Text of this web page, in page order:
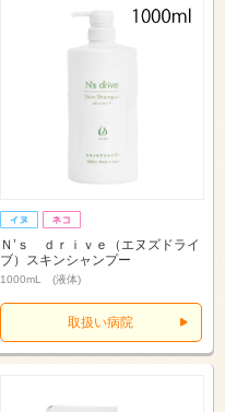
Ｎ’ｓ ｄｒｉｖｅ（エヌズドライ
ブ）スキンシャンプー
1000mL (液体)
取扱い病院